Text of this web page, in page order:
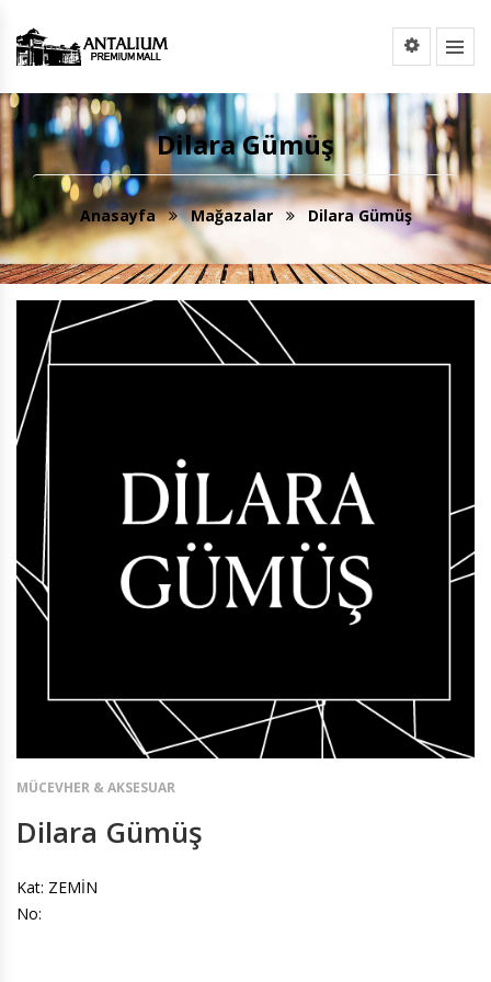
Dilara Gümüş
Anasayfa Mağazalar Dilara Gümüş
MÜCEVHER & AKSESUAR
Dilara Gümüş
Kat: ZEMİN
No: